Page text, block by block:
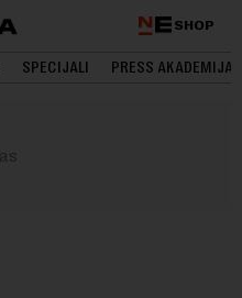
SHOP
SPECIJALI PRESS AKADEMIJA